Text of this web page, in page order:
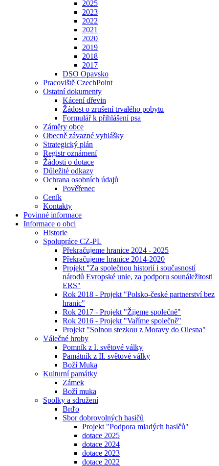
2025
2023
2022
2021
2020
2019
2018
2017
DSO Opavsko
Pracoviště CzechPoint
Ostatní dokumenty
Kácení dřevin
Žádost o zrušení trvalého pobytu
Formulář k přihlášení psa
Záměry obce
Obecně závazné vyhlášky
Strategický plán
Registr oznámení
Žádosti o dotace
Důležité odkazy
Ochrana osobních údajů
Pověřenec
Ceník
Kontakty
Povinné informace
Informace o obci
Historie
Spolupráce CZ-PL
Překračujeme hranice 2024 - 2025
Překračujeme hranice 2014-2020
Projekt "Za společnou historií i současností
národů Evropské unie, za podporu sounáležitosti
ERS"
Rok 2018 - Projekt "Polsko-české partnerství bez
hranic"
Rok 2017 - Projekt "Žijeme společně"
Rok 2016 - Projekt "Vaříme společně"
Projekt "Solnou stezkou z Moravy do Olesna"
Válečné hroby
Pomník z I. světové války
Památník z II. světové války
Boží Muka
Kulturní památky
Zámek
Boží muka
Spolky a sdružení
Brďo
Sbor dobrovolných hasičů
Projekt "Podpora mladých hasičů"
dotace 2025
dotace 2024
dotace 2023
dotace 2022